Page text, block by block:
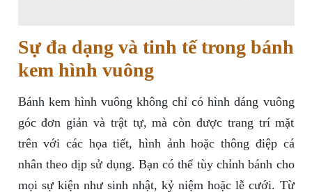
Sự đa dạng và tinh tế trong bánh
kem hình vuông
Bánh kem hình vuông không chỉ có hình dáng vuông
góc đơn giản và trật tự, mà còn được trang trí mặt
trên với các họa tiết, hình ảnh hoặc thông điệp cá
nhân theo dịp sử dụng. Bạn có thể tùy chỉnh bánh cho
mọi sự kiện như sinh nhật, kỷ niệm hoặc lễ cưới. Từ